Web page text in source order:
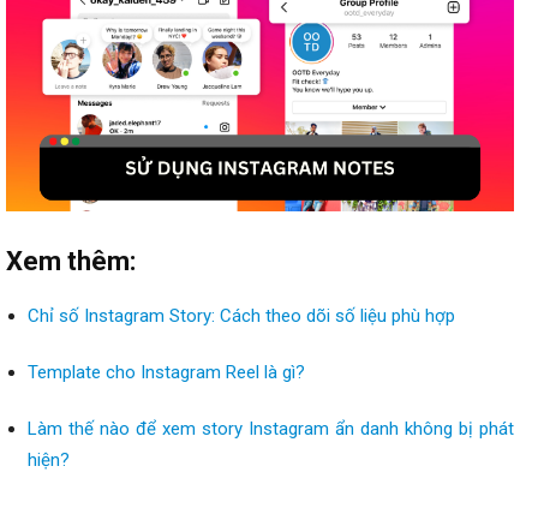
Xem thêm:
Chỉ số Instagram Story: Cách theo dõi số liệu phù hợp
Template cho Instagram Reel là gì?
Làm thế nào để xem story Instagram ẩn danh không bị phát
hiện?